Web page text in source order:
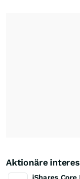
Aktionäre